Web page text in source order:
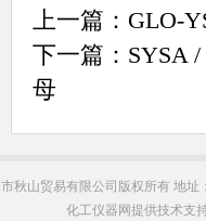
上一篇： GLO-
下一篇： SYSA
母
秋山贸易有限公司版权所有 地址
化工仪器网提供技术支